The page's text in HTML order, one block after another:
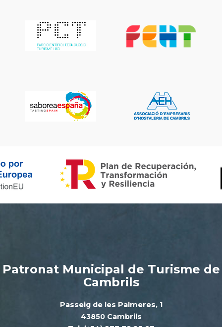
Patronat Municipal de Turisme de
Cambrils
Passeig de les Palmeres, 1
43850 Cambrils